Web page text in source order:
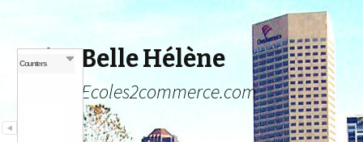
Poire Belle Hélène
Un blog Ecoles2commerce.com
Counters